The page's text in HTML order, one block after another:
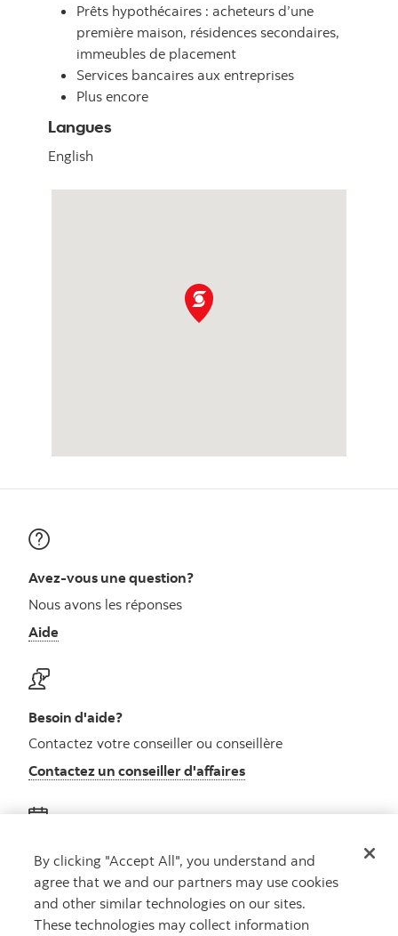
Prêts hypothécaires : acheteurs d’une
première maison, résidences secondaires,
immeubles de placement
Services bancaires aux entreprises
Plus encore
Langues
English
Avez-vous une question?
Nous avons les réponses
Aide
Besoin d'aide?
Contactez votre conseiller ou conseillère
Contactez un conseiller d'affaires
Obtenez des conseils
Rencontrez un conseiller
Prenez rendez-vous
By clicking "Accept All", you understand and
agree that we and our partners may use cookies
and other similar technologies on our sites.
These technologies may collect information